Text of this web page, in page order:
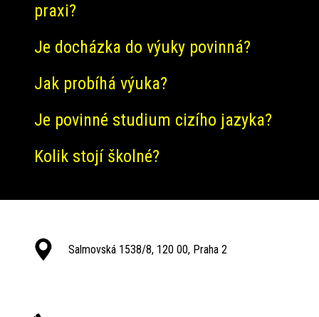
praxi?
Je docházka do výuky povinná?
Jak probíhá výuka?
Je povinné studium cizího jazyka?
Kolik stojí školné?
Salmovská 1538/8, 120 00, Praha 2